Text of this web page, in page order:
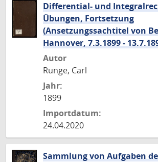
Differential- und
Übungen, Fortsetzung
(Ansetzungssachtitel von
Hannover, 7.3.1899 -
Autor
Runge, Carl
Jahr:
1899
Importdatum:
24.04.2020
Sammlung von Aufgaben